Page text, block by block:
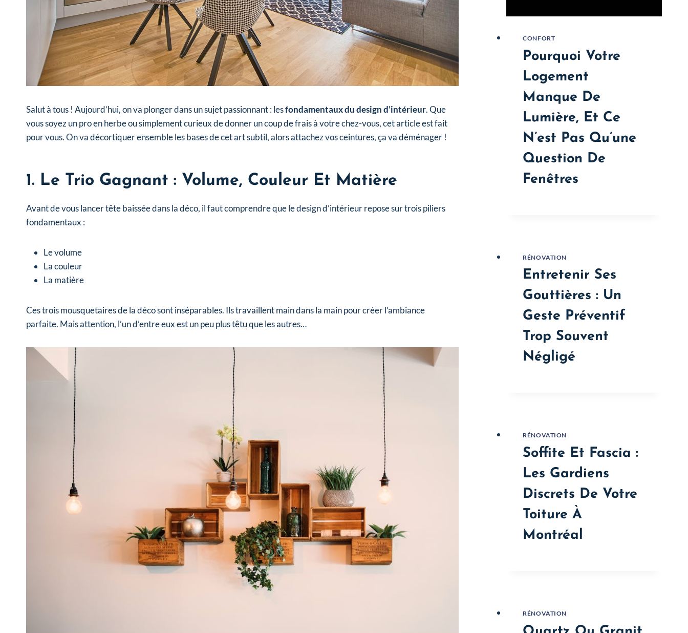
Salut à tous ! Aujourd’hui, on va plonger dans un sujet passionnant : lesfondamentaux du design d’intérieur. Que
vous soyez un pro en herbe ou simplement curieux de donner un coup de frais à votre chez-vous, cet article est fait
pour vous. On va décortiquer ensemble les bases de cet art subtil, alors attachez vos ceintures, ça va déménager !
1. Le Trio Gagnant : Volume, Couleur Et Matière
Avant de vous lancer tête baissée dans la déco, il faut comprendre que le design d’intérieur repose sur trois piliers
fondamentaux :
Le volume
La couleur
La matière
Ces trois mousquetaires de la déco sont inséparables. Ils travaillent main dans la main pour créer l’ambiance
parfaite. Mais attention, l’un d’entre eux est un peu plus têtu que les autres…
CONFORT
Pourquoi Votre
Logement
Manque De
Lumière, Et Ce
N’est Pas Qu’une
Question De
Fenêtres
RÉNOVATION
Entretenir Ses
Gouttières : Un
Geste Préventif
Trop Souvent
Négligé
RÉNOVATION
Soffite Et Fascia :
Les Gardiens
Discrets De Votre
Toiture À
Montréal
RÉNOVATION